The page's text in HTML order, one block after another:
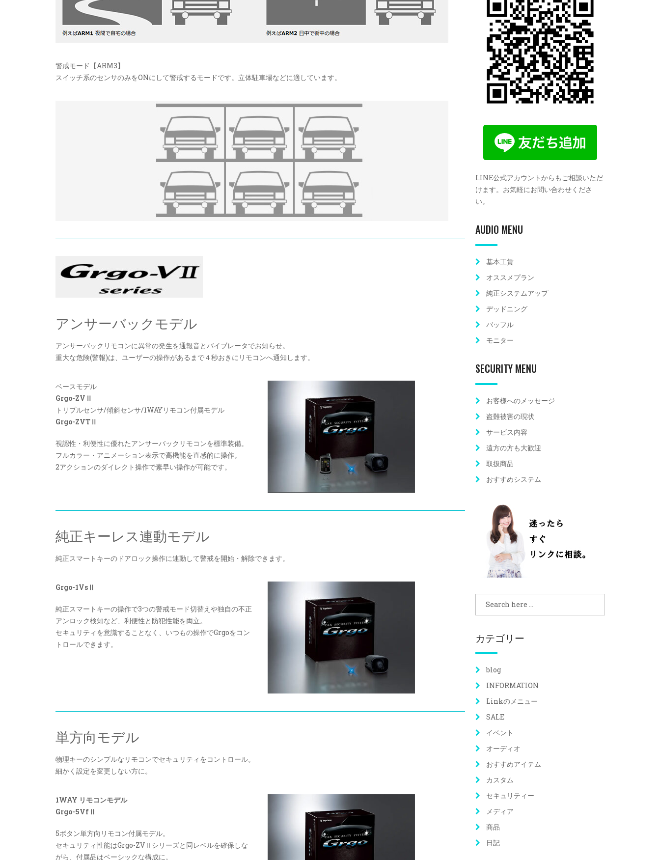
警戒モード【ARM3】
スイッチ系のセンサのみをONにして警戒するモードです。立体駐車場などに適しています。
アンサーバックモデル
アンサーバックリモコンに異常の発生を通報音とバイブレータでお知らせ。
重大な危険(警報)は、ユーザーの操作があるまで４秒おきにリモコンへ通知します。
ベースモデル
Grgo-ZVⅡ
トリプルセンサ/傾斜センサ/1WAYリモコン付属モデル
Grgo-ZVTⅡ
視認性・利便性に優れたアンサーバックリモコンを標準装備。
フルカラー・アニメーション表示で高機能を直感的に操作。
2アクションのダイレクト操作で素早い操作が可能です。
純正キーレス連動モデル
純正スマートキーのドアロック操作に連動して警戒を開始・解除できます。
Grgo-1VsⅡ
純正スマートキーの操作で3つの警戒モード切替えや独自の不正
アンロック検知など、利便性と防犯性能を両立。
セキュリティを意識することなく、いつもの操作でGrgoをコン
トロールできます。
単方向モデル
物理キーのシンプルなリモコンでセキュリティをコントロール。
細かく設定を変更しない方に。
1WAY リモコンモデル
Grgo-5VfⅡ
5ボタン単方向リモコン付属モデル。
セキュリティ性能はGrgo-ZVⅡシリーズと同レベルを確保しな
がら、付属品はベーシックな構成に。
LINE公式アカウントからもご相談いただ
けます。お気軽にお問い合わせくださ
い。
AUDIO MENU
基本工賃
オススメプラン
純正システムアップ
デッドニング
バッフル
モニター
SECURITY MENU
お客様へのメッセージ
盗難被害の現状
サービス内容
遠方の方も大歓迎
取扱商品
おすすめシステム
カテゴリー
blog
INFORMATION
Linkのメニュー
SALE
イベント
オーディオ
おすすめアイテム
カスタム
セキュリティー
メディア
商品
日記